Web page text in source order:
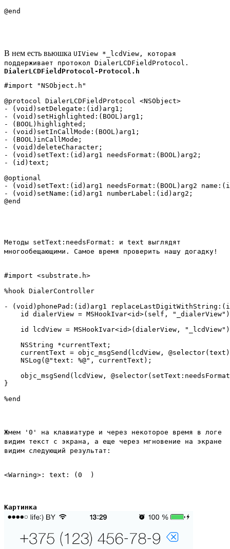
В нем есть вьюшка UIView *_lcdView, которая
поддерживает протокол DialerLCDFieldProtocol .
DialerLCDFieldProtocol-Protocol.h
#import "NSObject.h"
@protocol DialerLCDFieldProtocol <NSObject>
- (void)setDelegate:(id)arg1;
- (void)setHighlighted:(BOOL)arg1;
- (BOOL)highlighted;
- (void)setInCallMode:(BOOL)arg1;
- (BOOL)inCallMode;
- (void)deleteCharacter;
- (void)setText:(id)arg1 needsFormat:(BOOL)arg2;
- (id)text;
@optional
- (void)setText:(id)arg1 needsFormat:(BOOL)arg2
- (void)setName:(id)arg1 numberLabel:(id)arg2;
Методы setText:needsFormat: и text выглядят
многообещающими. Самое время проверить нашу догадку!
#import <substrate.h>
%hook DialerController
- (void)phonePad:(id)arg1
id dialerView = MSHookIvar<id>(self,
id lcdView = MSHookIvar<id>(dialerView,
    NSString *currentText;
currentText = objc_msgSend(lcdView,
    NSLog(@"text: %@", currentText);
objc_msgSend(lcdView,
}
Жмем '0' на клавиатуре и через некоторое время в логе
видим текст с экрана, а еще через мгновение на экране
видим следующий результат:
Картинка